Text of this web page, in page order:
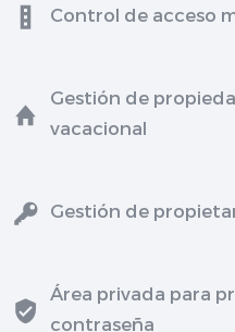
Control de acceso
Gestión de
vacacional
Gestión de
Área privada para
contraseña